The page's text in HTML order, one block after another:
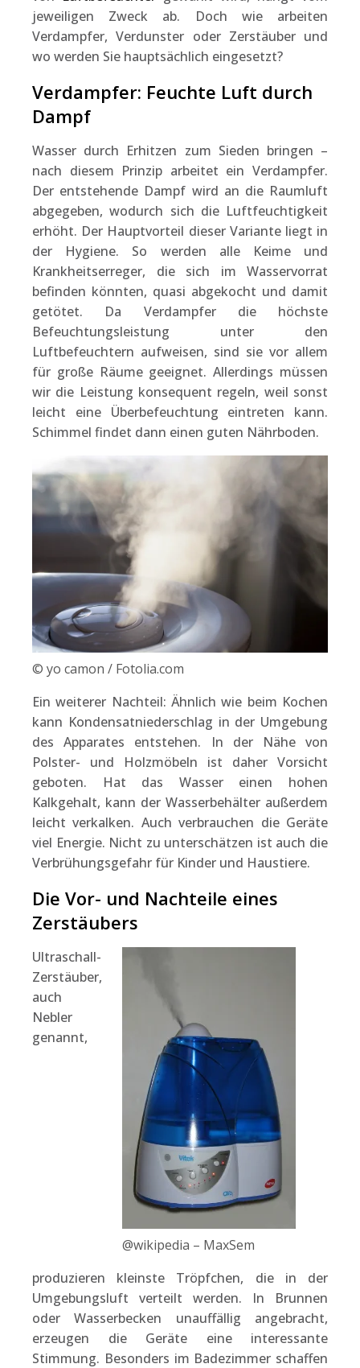
jeweiligen Zweck ab. Doch wie arbeiten
Verdampfer, Verdunster oder Zerstäuber und
wo werden Sie hauptsächlich eingesetzt?
Verdampfer: Feuchte Luft durch
Dampf
Wasser durch Erhitzen zum Sieden bringen –
nach diesem Prinzip arbeitet ein Verdampfer.
Der entstehende Dampf wird an die Raumluft
abgegeben, wodurch sich die Luftfeuchtigkeit
erhöht. Der Hauptvorteil dieser Variante liegt in
der Hygiene. So werden alle Keime und
Krankheitserreger, die sich im Wasservorrat
befinden könnten, quasi abgekocht und damit
getötet. Da Verdampfer die höchste
Befeuchtungsleistung unter den
Luftbefeuchtern aufweisen, sind sie vor allem
für große Räume geeignet. Allerdings müssen
wir die Leistung konsequent regeln, weil sonst
leicht eine Überbefeuchtung eintreten kann.
Schimmel findet dann einen guten Nährboden.
© yo camon / Fotolia.com
Ein weiterer Nachteil: Ähnlich wie beim Kochen
kann Kondensatniederschlag in der Umgebung
des Apparates entstehen. In der Nähe von
Polster- und Holzmöbeln ist daher Vorsicht
geboten. Hat das Wasser einen hohen
Kalkgehalt, kann der Wasserbehälter außerdem
leicht verkalken. Auch verbrauchen die Geräte
viel Energie. Nicht zu unterschätzen ist auch die
Verbrühungsgefahr für Kinder und Haustiere.
Die Vor- und Nachteile eines
Zerstäubers
@wikipedia – MaxSem
Ultraschall-
Zerstäuber,
auch
Nebler
genannt,
produzieren kleinste Tröpfchen, die in der
Umgebungsluft verteilt werden. In Brunnen
oder Wasserbecken unauffällig angebracht,
erzeugen die Geräte eine interessante
Stimmung. Besonders im Badezimmer schaffen